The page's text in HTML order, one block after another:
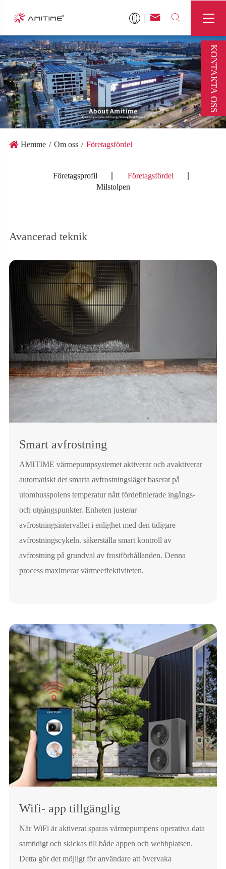
 

Hemme Om oss Företagsfördel
Företagsprofil
Företagsfördel
Milstolpen
Avancerad teknik
Smart avfrostning
AMITIME värmepumpsystemet aktiverar och avaktiverar
automatiskt det smarta avfrostningsläget baserat på
utomhusspolens temperatur nått fördefinierade ingångs-
och utgångspunkter. Enheten justerar
avfrostningsintervallet i enlighet med den tidigare
avfrostningscykeln. säkerställa smart kontroll av
avfrostning på grundval av frostförhållanden. Denna
process maximerar värmeeffektiviteten.
Wifi- app tillgänglig
När WiFi är aktiverat sparas värmepumpens operativa data
samtidigt och skickas till både appen och webbplatsen.
Detta gör det möjligt för användare att övervaka
KONTAKTA OSS